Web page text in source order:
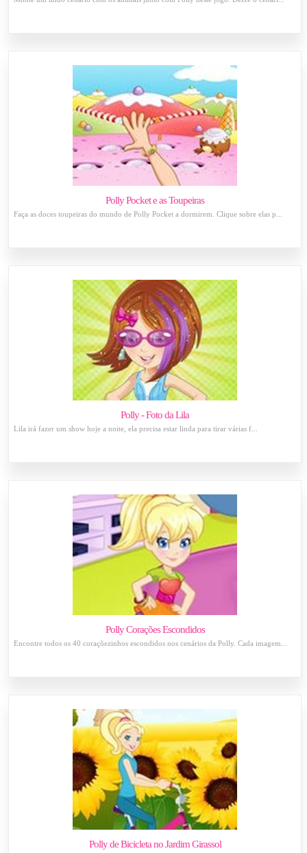
Polly Pocket e as Toupeiras
Faça as doces toupeiras do mundo de Polly Pocket a dormirem. Clique sobre elas p...
Polly - Foto da Lila
Lila irá fazer um show hoje a noite, ela precisa estar linda para tirar várias f...
Polly Corações Escondidos
Encontre todos os 40 coraçõezinhos escondidos nos cenários da Polly. Cada imagem...
Polly de Bicicleta no Jardim Girassol